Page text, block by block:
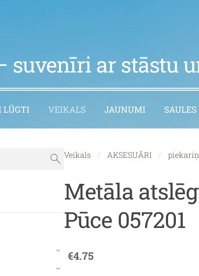
suvenīri ar stāstu
LŪGTI VEIKALS JAUNUMI
›
›
Veikals AKSESUĀRI
Metāla
Pūce 057201
€4.75